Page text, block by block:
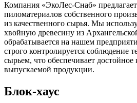
Компания «ЭкоЛес-Снаб»
пиломатериалов собственного
из качественного сырья. Мы
хвойную древесину из
обрабатывается на нашем
строго контролируется соблюдение
сырьем, что обеспечивает достойное
выпускаемой продукции.
Блок-хаус